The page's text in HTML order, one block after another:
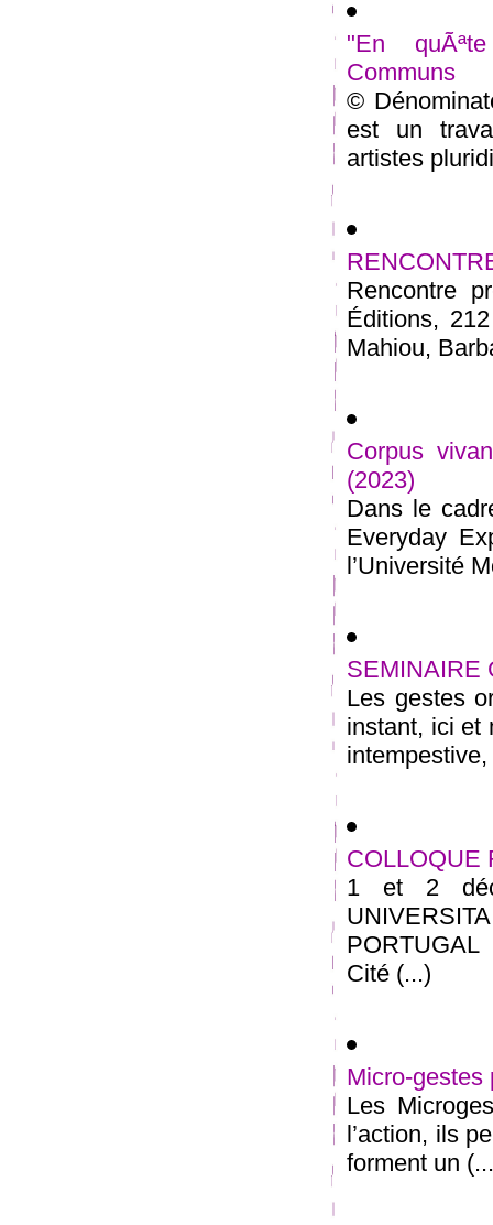
"En
Communs
©
est un
artistes
Rencontre
Éditions,
Mahiou,
Corpus
(2023)
Dans le
Everyday
l’Université
SEMINAIRE
Les gestes
instant, ici et
COLLOQUE
1 et 2
Cité (...)
Micro-gestes
Les
l’action, ils
forment un